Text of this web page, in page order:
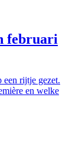
februari
een rijtje gezet.
en welke